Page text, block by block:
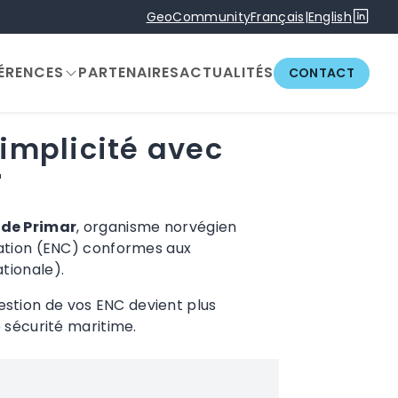
GeoCommunityFrançais|English
PARTENAIRESACTUALITÉS CONTACT
avec
Primar, organisme norvégien
(ENC) conformes aux
de vos ENC devient plus
sécurité maritime.